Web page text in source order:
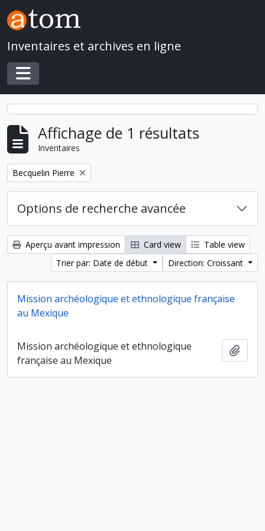
Skip to main content
Inventaires et archives en ligne
Toggle navigation
Affichage de 1 résultats
Inventaires
Remove filter:
Becquelin Pierre
Options de recherche avancée
Aperçu avant impression Card view
Table view
Trier par: Date de début
Direction: Croissant
Mission archéologique et ethnologique française
au Mexique
Mission archéologique et ethnologique
française au Mexique